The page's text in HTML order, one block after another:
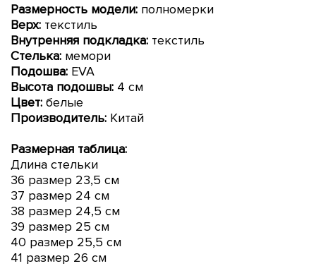
Размерность модели: полномерки
Верх: текстиль
Внутренняя подкладка: текстиль
Стелька: мемори
Подошва: EVA
Высота подошвы: 4 см
Цвет: белые
Производитель: Китай
Размерная таблица:
Длина стельки
36 размер 23,5 см
37 размер 24 см
38 размер 24,5 см
39 размер 25 см
40 размер 25,5 см
41 размер 26 см